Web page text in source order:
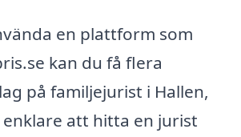
en plattform som
kan du få flera
på familjejurist i Hallen,
att hitta en jurist